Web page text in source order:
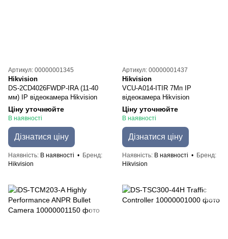
Артикул: 00000001345
Hikvision
DS-2CD4026FWDP-IRA (11-40
мм) IP відеокамера Hikvision
Ціну уточнюйте
В наявності
Дізнатися ціну
Наявність В наявності
Бренд
Hikvision
Артикул: 00000001437
Hikvision
VCU-A014-ITIR 7Мп IP
відеокамера Hikvision
Ціну уточнюйте
В наявності
Дізнатися ціну
Наявність В наявності
Бренд
Hikvision